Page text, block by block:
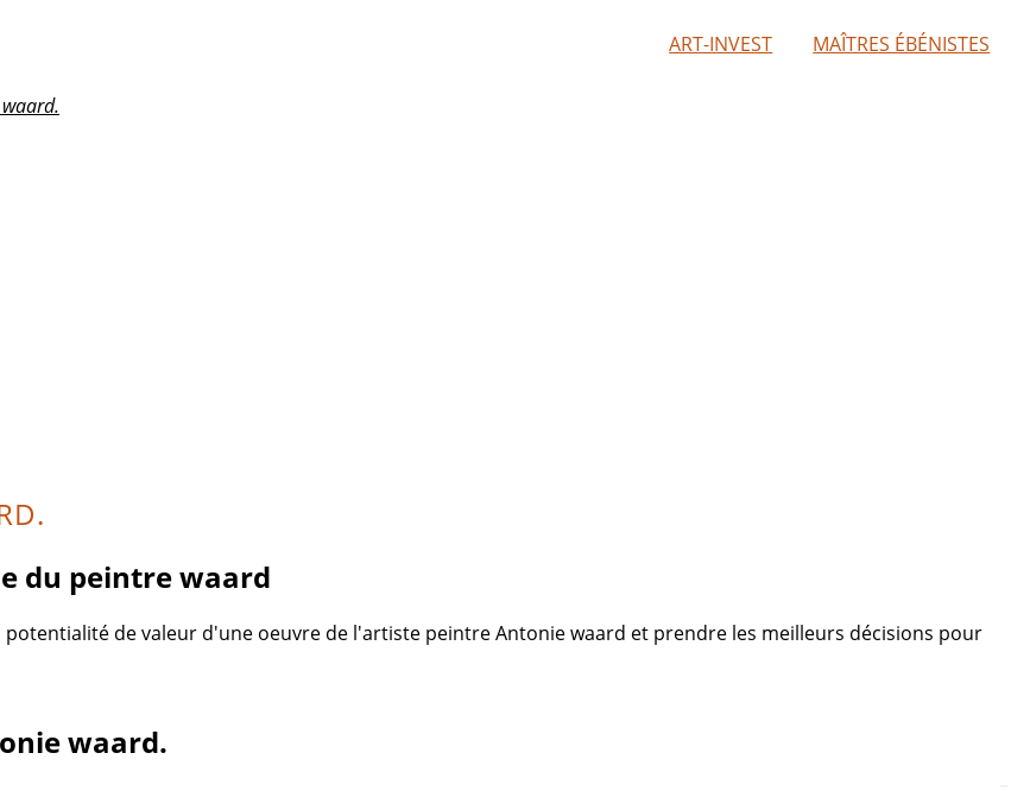
ART-INVEST MAÎTRES ÉBÉNISTES
du peintre waard
de valeur d'une oeuvre de l'artiste peintre Antonie waard et prendre les meilleurs décisions pour
waard.